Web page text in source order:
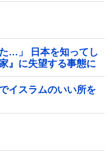
…」 日本を知ってし
』に失望する事態に
イスラムのいい所を